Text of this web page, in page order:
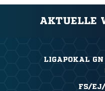
AKTUELLE
LIGAPOKAL
FS/